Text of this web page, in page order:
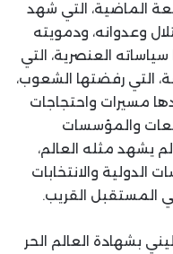
الماضية، التي شهد
وعدوانه، ودمويته
سياساته العنصرية، التي
التي رفضتها الشعوب،
مسيرات واحتجاجات
والمؤسسات
يشهد مثله العالم،
الدولية والانتخابات
في المستقبل القريب.
بشهادة العالم الحر